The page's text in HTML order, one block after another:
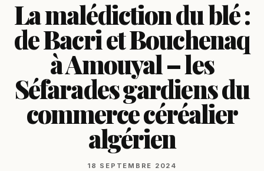
La malédiction du blé :
de Bacri et Bouchenaq
à Amouyal – les
Séfarades gardiens du
commerce céréalier
algérien
18 SEPTEMBRE 2024